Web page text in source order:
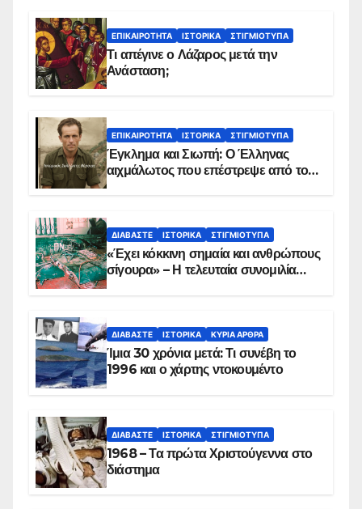
ΕΠΙΚΑΙΡΌΤΗΤΑ ΙΣΤΟΡΙΚΆ ΣΤΙΓΜΙΌΤΥΠΑ
Τι απέγινε ο Λάζαρος μετά την
Ανάσταση;
ΕΠΙΚΑΙΡΌΤΗΤΑ ΙΣΤΟΡΙΚΆ ΣΤΙΓΜΙΌΤΥΠΑ
Έγκλημα και Σιωπή: Ο Έλληνας
αιχμάλωτος που επέστρεψε από το
ΔΙΑΒΆΣΤΕ ΙΣΤΟΡΙΚΆ ΣΤΙΓΜΙΌΤΥΠΑ
«Έχει κόκκινη σημαία και ανθρώπους
σίγουρα» – Η τελευταία συνομιλία
ΔΙΑΒΆΣΤΕ ΙΣΤΟΡΙΚΆ ΚΥΡΙΑ ΑΡΘΡΑ
Ίμια 30 χρόνια μετά: Τι συνέβη το
1996 και ο χάρτης ντοκουμέντο
ΔΙΑΒΆΣΤΕ ΙΣΤΟΡΙΚΆ ΣΤΙΓΜΙΌΤΥΠΑ
1968 – Τα πρώτα Χριστούγεννα στο
διάστημα